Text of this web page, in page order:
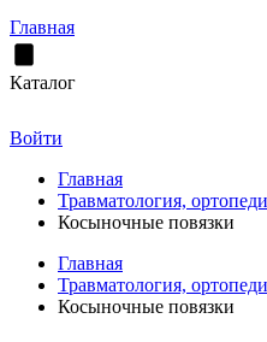
Главная
Каталог
Войти
Главная
Травматология,
Косыночные повязки
Главная
Травматология,
Косыночные повязки